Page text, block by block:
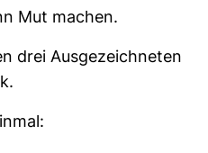
Mut machen.
drei Aus­ge­zeich­neten